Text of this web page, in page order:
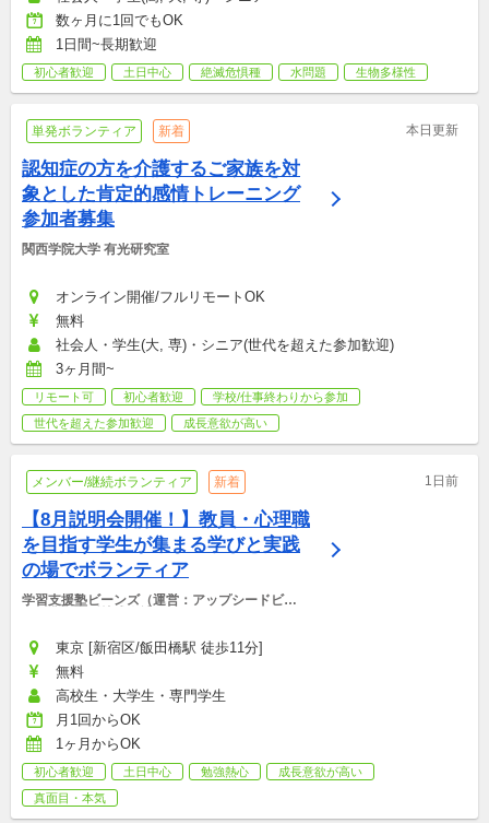
数ヶ月に1回でもOK
1日間~長期歓迎
初心者歓迎 土日中心 絶滅危惧種 水問題 生物多様性
単発ボランティア 新着 本日更新
認知症の方を介護するご家族を対
象とした肯定的感情トレーニング
参加者募集
関西学院大学 有光研究室
オンライン開催/フルリモートOK
無料
社会人・学生(大, 専)・シニア(世代を超えた参加歓迎)
3ヶ月間~
リモート可 初心者歓迎
学校/仕事終わりから参加
世代を超えた参加歓迎
成長意欲が高い
メンバー/継続ボランティア 新着 1日前
【8月説明会開催！】教員・心理職
を目指す学生が集まる学びと実践
の場でボランティア
学習支援塾ビーンズ（運営：アップシードビー
東京 [新宿区/飯田橋駅 徒歩11分]
無料
高校生・大学生・専門学生
月1回からOK
1ヶ月からOK
初心者歓迎 土日中心 勉強熱心
成長意欲が高い
真面目・本気